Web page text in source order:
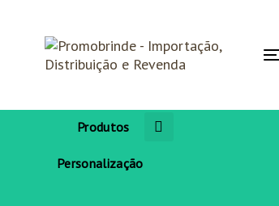
navigation
content
Produtos
Personalização